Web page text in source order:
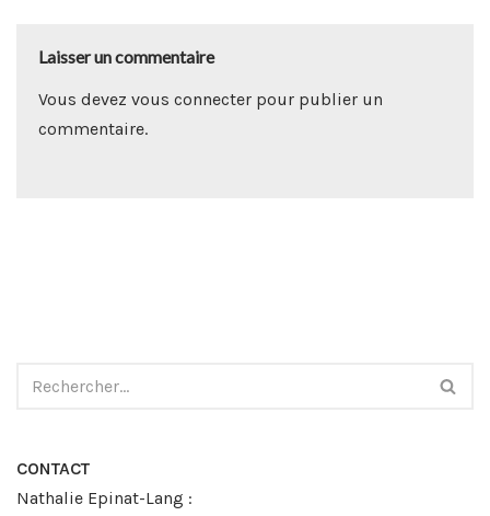
Laisser un commentaire
Vous devez vous connecter pour publier un
commentaire.
CONTACT
Nathalie Epinat-Lang :